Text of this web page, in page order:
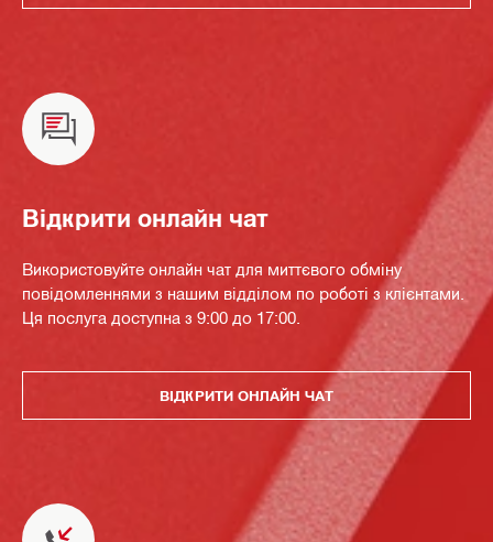
Відкрити онлайн чат
Використовуйте онлайн чат для миттєвого обміну
повідомленнями з нашим відділом по роботі з клієнтами.
Ця послуга доступна з 9:00 до 17:00.
ВІДКРИТИ ОНЛАЙН ЧАТ